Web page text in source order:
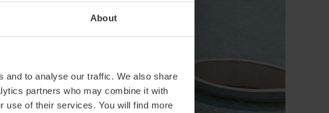
About
and to analyse our traffic. We also share
partners who may combine it with
use of their services. You will find more